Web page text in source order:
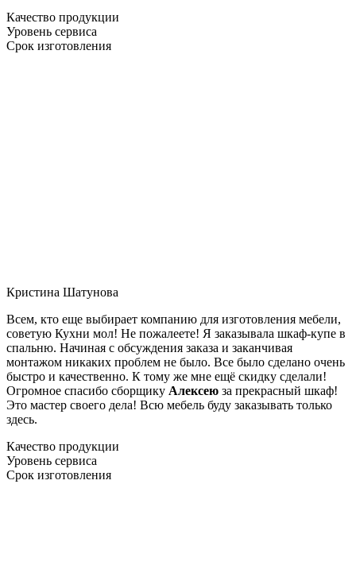
Качество продукции
Уровень сервиса
Срок изготовления
Кристина Шатунова
Всем, кто еще выбирает компанию для изготовления мебели,
советую Кухни мол! Не пожалеете! Я заказывала шкаф-купе в
спальню. Начиная с обсуждения заказа и заканчивая
монтажом никаких проблем не было. Все было сделано очень
быстро и качественно. К тому же мне ещё скидку сделали!
Огромное спасибо сборщику Алексею за прекрасный шкаф!
Это мастер своего дела! Всю мебель буду заказывать только
здесь.
Качество продукции
Уровень сервиса
Срок изготовления